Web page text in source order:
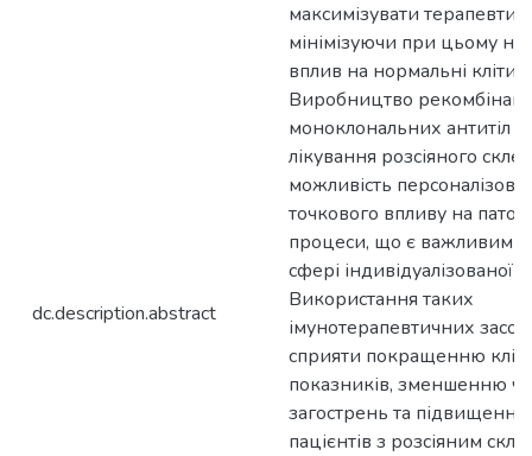
dc.description.abstract
максимізувати
мінімізуючи при цьому
вплив на нормальні
Виробництво
моноклональних антитіл в
лікування розсіяного
можливість
точкового впливу на
процеси, що є важливим
сфері
Використання таких
імунотерапевтичних
сприяти покращенню
показників, зменшенню
загострень та підвищенню
пацієнтів з розсіяним